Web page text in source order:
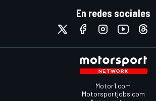
En redes sociales
Motor1.com
Motorsportjobs.com